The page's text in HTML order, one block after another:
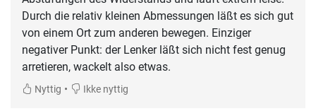
Durch die relativ kleinen Abmessungen läßt es sich gut
von einem Ort zum anderen bewegen. Einziger
negativer Punkt: der Lenker läßt sich nicht fest genug
arretieren, wackelt also etwas.
Nyttig • Ikke nyttig